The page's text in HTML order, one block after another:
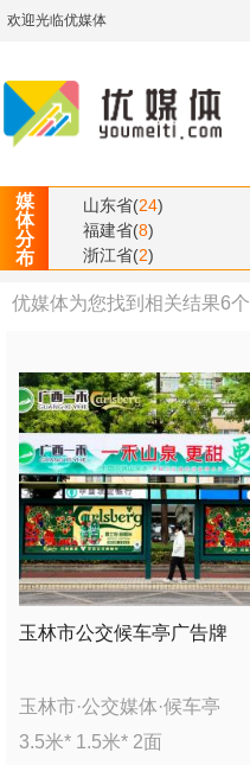
欢迎光临优媒体
媒
体
分
布
山东省(24)
福建省(8)
浙江省(2)
优媒体为您找到相关结果6个
玉林市公交候车亭广告牌
玉林市·公交媒体·候车亭
3.5米* 1.5米* 2面